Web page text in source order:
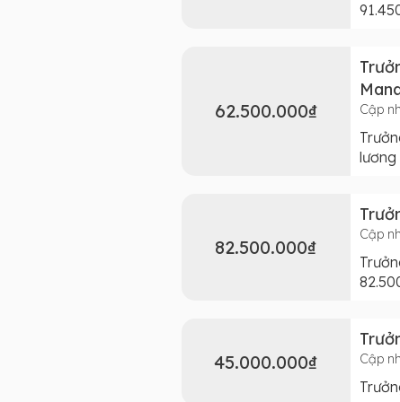
62.500.000₫ Cập
lương
82.500.000₫
Cập
45.000.000₫ Cập